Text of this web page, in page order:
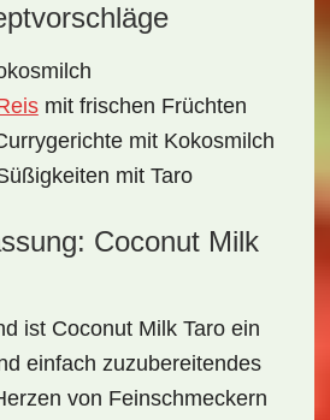
mit frischen Früchten
mit Kokosmilch
mit Taro
Coconut Milk
ist Coconut Milk Taroein
einfach zuzubereitendes
von Feinschmeckern